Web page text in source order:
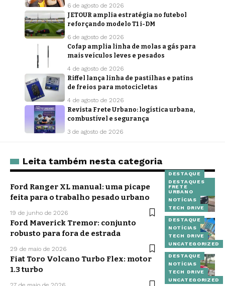
6 de agosto de 2026
JETOUR amplia estratégia no futebol
reforçando modelo T1 i-DM
6 de agosto de 2026
Cofap amplia linha de molas a gás para
mais veículos leves e pesados
4 de agosto de 2026
Riffel lança linha de pastilhas e patins
de freios para motocicletas
4 de agosto de 2026
Revista Frete Urbano: logística urbana,
combustível e segurança
3 de agosto de 2026
Leita também nesta categoria
DESTAQUE
DESTAQUES
FRETE
URBANO
NOTÍCIAS
TECH DRIVE
Ford Ranger XL manual: uma picape
feita para o trabalho pesado urbano
19 de junho de 2026
DESTAQUE
NOTÍCIAS
TECH DRIVE
UNCATEGORIZED
Ford Maverick Tremor: conjunto
robusto para fora de estrada
29 de maio de 2026
DESTAQUE
NOTÍCIAS
TECH DRIVE
UNCATEGORIZED
Fiat Toro Volcano Turbo Flex: motor
1.3 turbo